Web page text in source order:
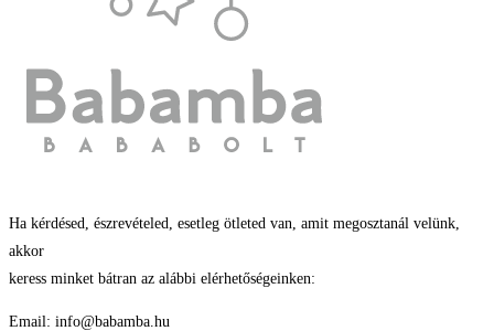
Ha kérdésed, észrevételed, esetleg ötleted van, amit megosztanál velünk,
akkor
keress minket bátran az alábbi elérhetőségeinken:
Email: info@babamba.hu